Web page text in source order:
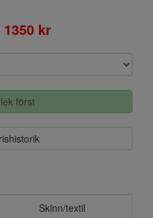
1350 kr
först
Skinn/textil